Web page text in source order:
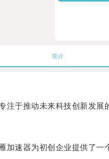
简介
于推动未来科技创新发展
速器为初创企业提供了一